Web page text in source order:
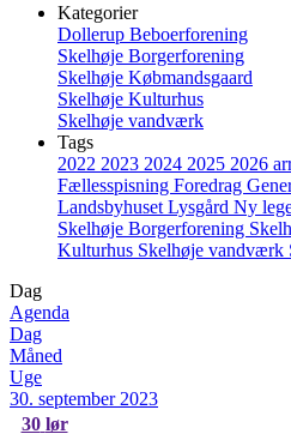
Kategorier
Dollerup Beboerforening
Skelhøje Borgerforening
Skelhøje Købmandsgaard
Skelhøje Kulturhus
Skelhøje vandværk
Tags
2022 2023 2024 2025 2026
Fællesspisning Foredrag
Landsbyhuset Lysgård Ny
Skelhøje Borgerforening
Kulturhus Skelhøje vandværk
Dag
Agenda
Dag
Måned
Uge
30. september 2023
30 lør